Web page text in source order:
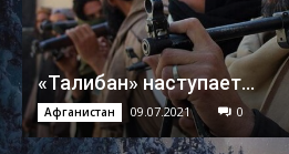
«Талибан» наступает...
Афганистан 09.07.2021 0